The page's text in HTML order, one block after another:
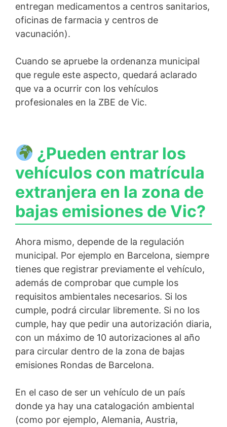
entregan medicamentos a centros sanitarios,
oficinas de farmacia y centros de
vacunación).
Cuando se apruebe la ordenanza municipal
que regule este aspecto, quedará aclarado
que va a ocurrir con los vehículos
profesionales en la ZBE de Vic.
¿Pueden entrar los
vehículos con matrícula
extranjera en la zona de
bajas emisiones de Vic?
Ahora mismo, depende de la regulación
municipal. Por ejemplo en Barcelona, siempre
tienes que registrar previamente el vehículo,
además de comprobar que cumple los
requisitos ambientales necesarios. Si los
cumple, podrá circular libremente. Si no los
cumple, hay que pedir una autorización diaria,
con un máximo de 10 autorizaciones al año
para circular dentro de la zona de bajas
emisiones Rondas de Barcelona.
En el caso de ser un vehículo de un país
donde ya hay una catalogación ambiental
(como por ejemplo, Alemania, Austria,